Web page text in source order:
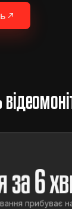
за 6
прибуває